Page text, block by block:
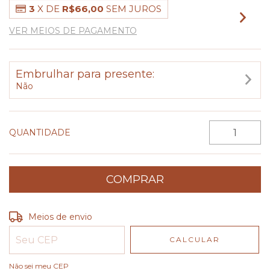
3 X DE R$66,00 SEM JUROS
VER MEIOS DE PAGAMENTO
Embrulhar para presente:
Não
QUANTIDADE
Entregas para o CEP:
Meios de envio
CALCULAR
Não sei meu CEP